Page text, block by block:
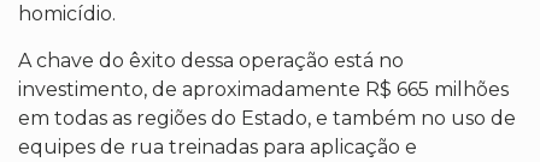
homicídio.
A chave do êxito dessa operação está no
investimento, de aproximadamente R$ 665 milhões
em todas as regiões do Estado, e também no uso de
equipes de rua treinadas para aplicação e